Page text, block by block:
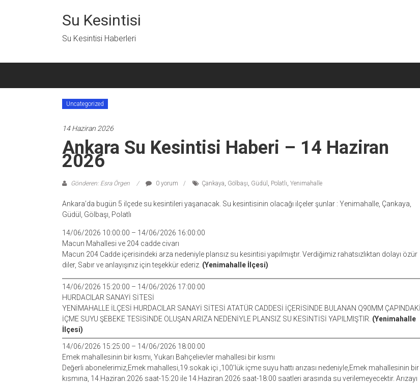
Su Kesintisi
Su Kesintisi Haberleri
Uncategorized
14 Haziran 2026
Ankara Su Kesintisi Haberi – 14 Haziran
2026
Gönderen: Esra Örgen 0 yorum Çankaya, Gölbaşı, Güdül , Polatlı, Yenimahalle
Ankara’da bugün 5 ilçede su kesintileri yaşanacak. Su kesintisinin olacağı ilçeler şunlar : Yenimahalle, Çankaya,
Güdül, Gölbaşı, Polatlı
14/06/2026 10:00:00 – 14/06/2026 16:00:00
Macun Mahallesi ve 204 cadde civarı
Macun 204 Cadde içerisindeki arza nedeniyle plansız su kesintisi yapılmıştır. Verdiğimiz rahatsızlıktan dolayı özür
diler, Sabır ve anlayışınız için teşekkür ederiz. (Yenimahalle İlçesi)
14/06/2026 15:20:00 – 14/06/2026 17:00:00
HURDACILAR SANAYİ SİTESİ
YENİMAHALLE İLÇESİ HURDACILAR SANAYİ SİTESİ ATATÜR CADDESİ İÇERİSİNDE BULANAN Q90MM ÇAPINDAKİ
İÇME SUYU ŞEBEKE TESİSİNDE OLUŞAN ARIZA NEDENİYLE PLANSIZ SU KESİNTİSİ YAPILMIŞTIR. (Yenimahalle
İlçesi)
14/06/2026 15:25:00 – 14/06/2026 18:00:00
Emek mahallesinin bir kısmı, Yukarı Bahçelievler mahallesi bir kısmı
Değerli abonelerimiz,Emek mahallesi,19.sokak içi ,100’lük içme suyu hattı arızası nedeniyle,Emek mahallesinin bir
kısmına, 14.Haziran.2026 saat-15:20 ile 14.Haziran.2026 saat-18:00 saatleri arasında su verilemeyecektir. Arızayı